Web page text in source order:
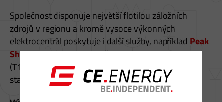
Společnost disponuje největší flotilou záložních
zdrojů v regionu a kromě vysoce výkonných
elektrocentrál poskytuje i další služby, například Peak
Shavingpro optimalizaci čtvrthodinových maxim
(T15) nebo řešení
ELE FANTOS , které pomáhá
stabilizovat přenosovou soustavu.